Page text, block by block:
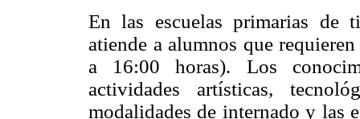
En las escuelas primarias de
atiende a alumnos que
a 16:00 horas). Los
actividades artísticas,
modalidades de internado y las